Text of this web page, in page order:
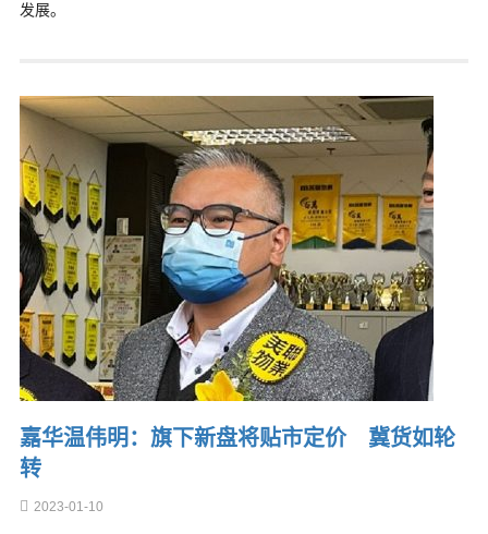
发展。
嘉华温伟明：旗下新盘将贴市定价 冀货如轮
转
2023-01-10